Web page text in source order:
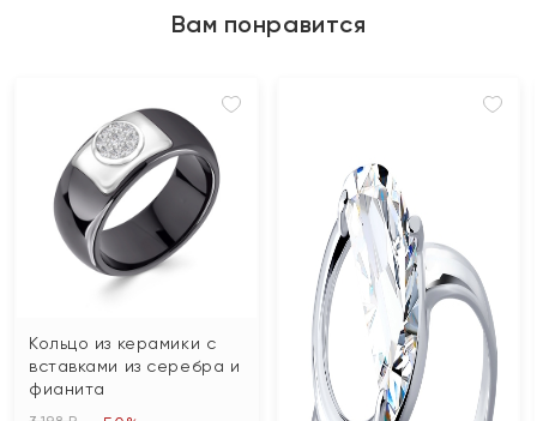
Вам понравится
Кольцо из керамики с
вставками из серебра и
фианита